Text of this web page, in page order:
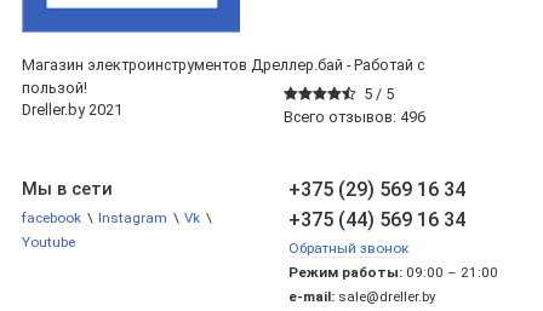
Магазин электроинструментов Дреллер.бай - Работай с
пользой!
5 / 5
Всего отзывов: 496
Dreller.by 2021
+375 (29) 569 16 34
+375 (44) 569 16 34
Обратный звонок
Режим работы: 09:00 – 21:00
e-mail: sale@dreller.by
Мы в сети
facebook \ Instagram \ Vk \
Youtube